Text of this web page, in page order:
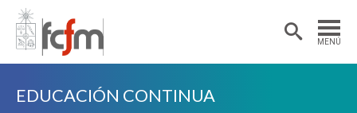
MENÚ
Estudiantes
Académicas/os
EDUCACIÓN CONTINUA